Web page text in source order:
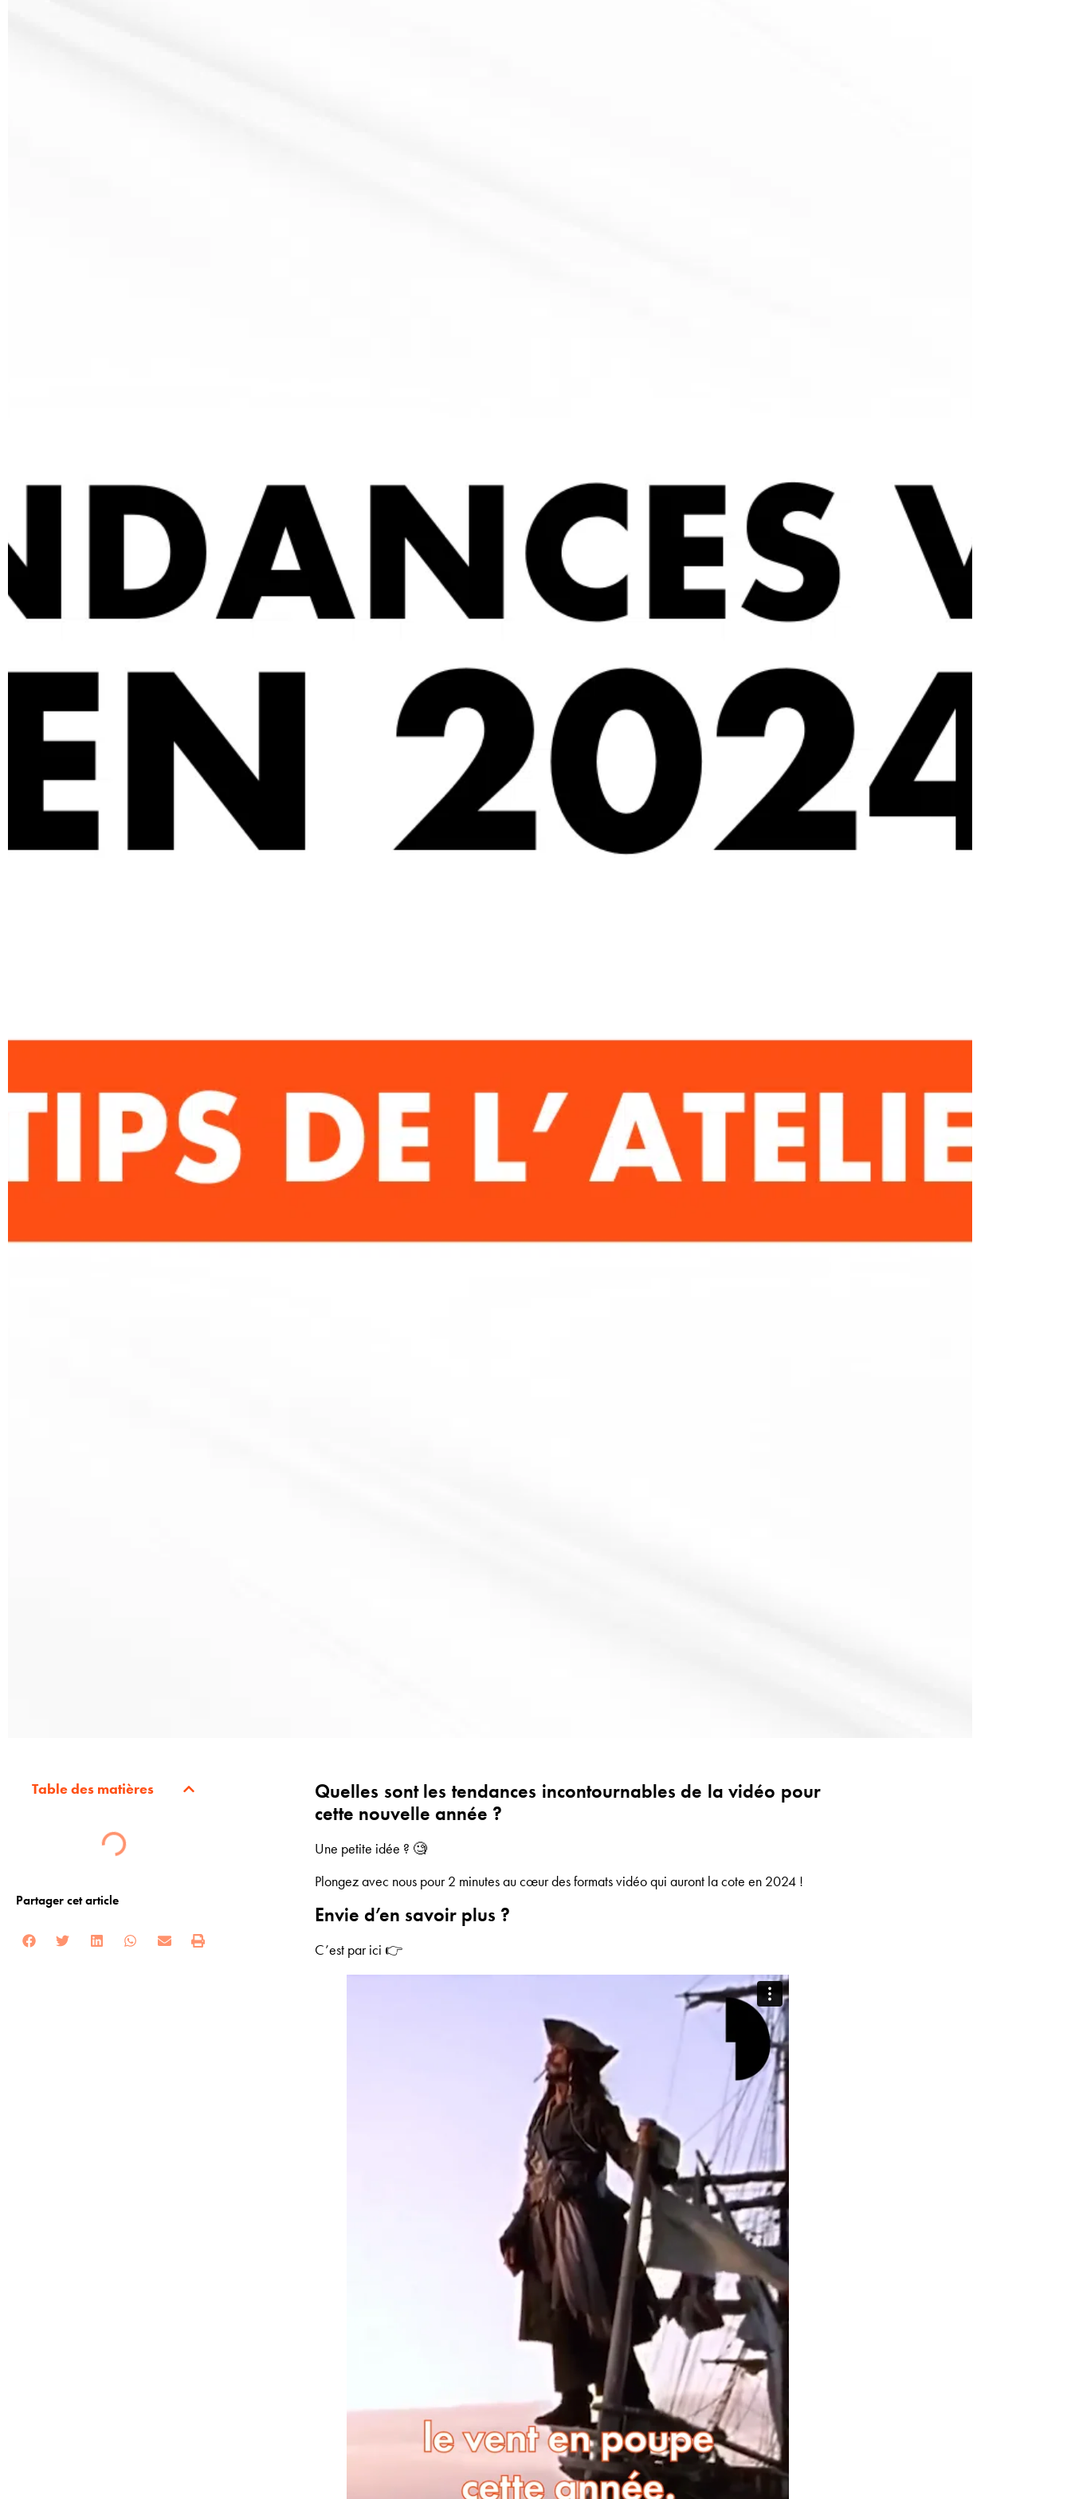
Table des matières
Partager cet article
Quelles sont les tendances incontournables de la vidéo pour
cette nouvelle année ?
Une petite idée ? 🧐
Plongez avec nous pour 2 minutes au cœur des formats vidéo qui auront la cote en 2024 !
Envie d’en savoir plus ?
C’est par ici 👉